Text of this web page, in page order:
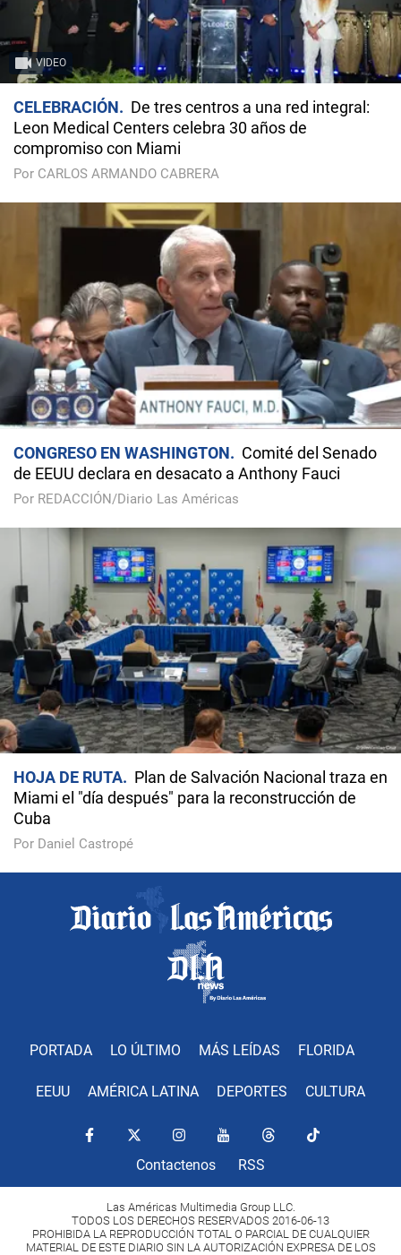
VIDEO
CELEBRACIÓN
De tres centros a una red integral:
Leon Medical Centers celebra 30 años de
compromiso con Miami
Por CARLOS ARMANDO CABRERA
CONGRESO EN WASHINGTON
Comité del Senado
de EEUU declara en desacato a Anthony Fauci
Por REDACCIÓN/Diario Las Américas
HOJA DE RUTA
Plan de Salvación Nacional traza en
Miami el "día después" para la reconstrucción de
Cuba
Por Daniel Castropé
PORTADA LO ÚLTIMO MÁS LEÍDAS FLORIDA
EEUU AMÉRICA LATINA DEPORTES CULTURA
Contactenos RSS
Las Américas Multimedia Group LLC.
TODOS LOS DERECHOS RESERVADOS 2016-06-13
PROHIBIDA LA REPRODUCCIÓN TOTAL O PARCIAL DE CUALQUIER
MATERIAL DE ESTE DIARIO SIN LA AUTORIZACIÓN EXPRESA DE LOS